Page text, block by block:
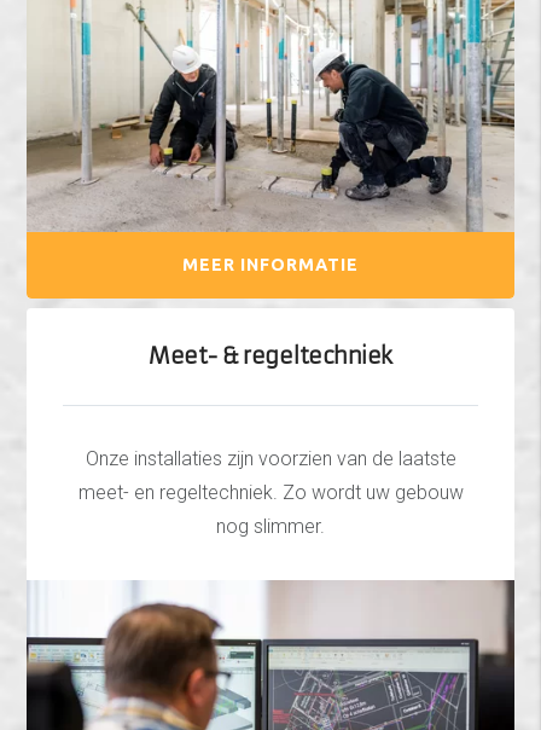
MEER INFORMATIE
Meet- & regeltechniek
Onze installaties zijn voorzien van de laatste
meet- en regeltechniek. Zo wordt uw gebouw
nog slimmer.